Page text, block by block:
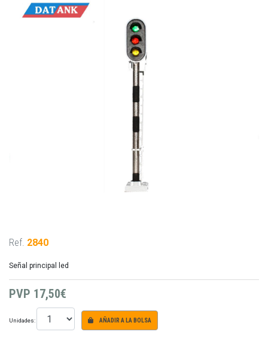
Ref. 2840
Señal principal led
PVP 17,50€
Unidades: AÑADIR A LA BOLSA